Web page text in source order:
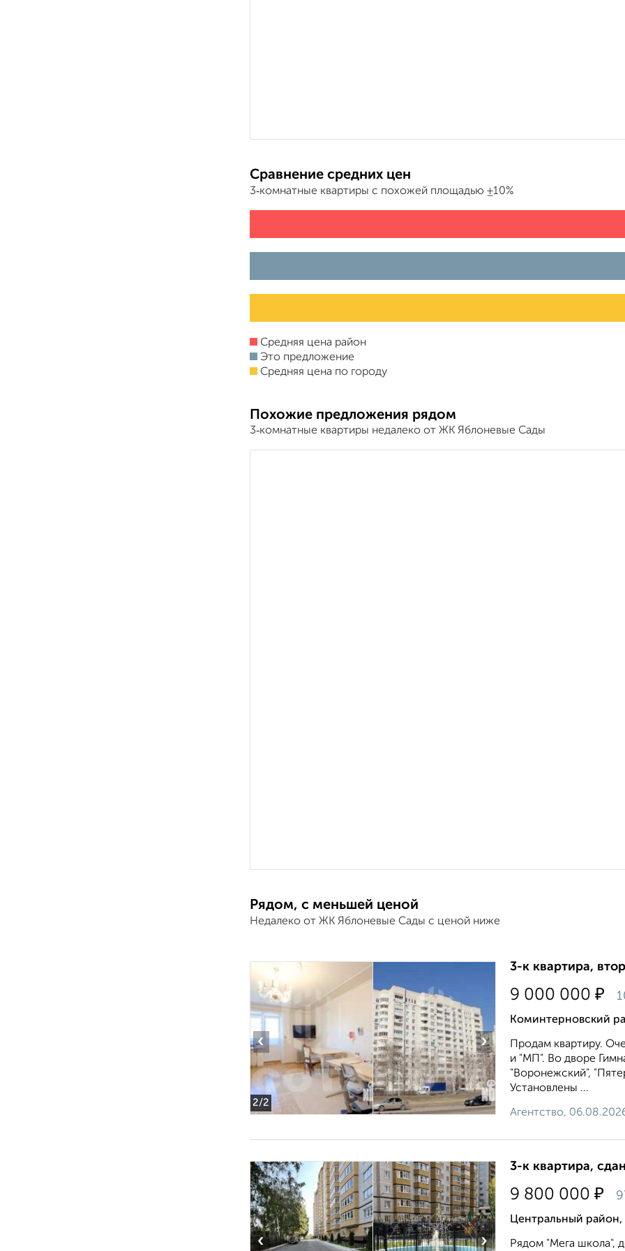
Сравнение средних цен
3‑комнатные квартиры с похожей площадью ±10%
Средняя цена район
Это предложение
Средняя цена по городу
Похожие предложения рядом
3‑комнатные квартиры недалеко от ЖК Яблоневые Сады
Рядом, с меньшей ценой
Недалеко от ЖК Яблоневые Сады с ценой ниже
2/2
‹ ›
3-к квартира,
9 000 000 ₽
Коминтерновский
Продам квартиру.
и "МП". Во дворе
"Воронежский",
Установлены ...
Агентство,
‹ ›
3-к квартира,
9 800 000 ₽
Центральный
Рядом "Мега школа",